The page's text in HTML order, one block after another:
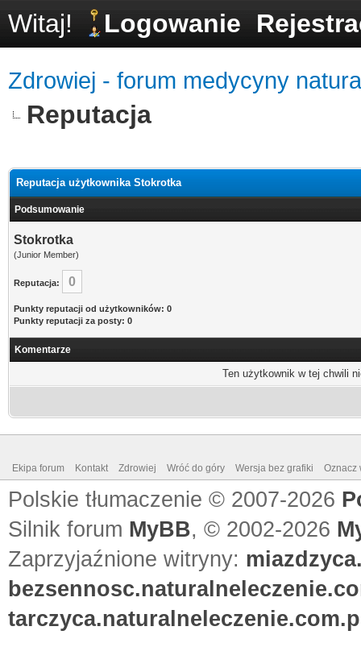
Witaj! Logowanie
Zdrowiej - forum medycyny
Reputacja
Reputacja użytkownika Stokrotka
Podsumowanie
Stokrotka
(Junior Member)
Reputacja: 0
Punkty reputacji od użytkowników: 0
Punkty reputacji za posty: 0
Komentarze
Ten użytkownik w tej chwili
Ekipa forum Kontakt Zdrowiej Wróć do góry Wersja bez grafiki Oznacz
Polskie tłumaczenie © 2007-2026
Silnik forum MyBB, © 2002-2026
Zaprzyjaźnione witryny: